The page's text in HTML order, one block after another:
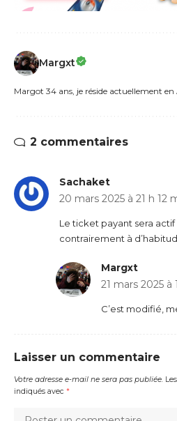
Margxt
Margot 34 ans, je réside actuellement en
2 commentaires
Sachaket
20 mars 2025 à 21 h 12
Le ticket payant sera actif
contrairement à
Margxt
21 mars 2025 à
C’est modifié,
Laisser un commentaire
Votre adresse e-mail ne sera pas publiée.
indiqués avec *